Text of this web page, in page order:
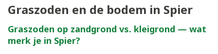
Graszoden en de bodem in Spier
Graszoden op zandgrond vs. kleigrond — wat
merk je in Spier?